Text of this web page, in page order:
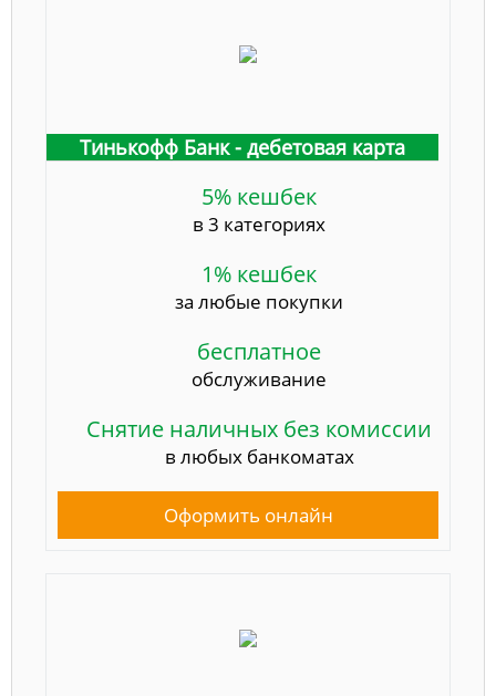
Тинькофф Банк - дебетовая карта
5% кешбек
в 3 категориях
1% кешбек
за любые покупки
бесплатное
обслуживание
Снятие наличных без комиссии
в любых банкоматах
Оформить онлайн